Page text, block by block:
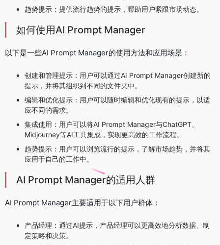
趋势提示：提供流行趋势的提示，帮助用户紧跟市场动态。
如何使用AI Prompt Manager
以下是一些AI Prompt Manager的使用方法和应用场景：
创建和管理提示：用户可以通过AI Prompt Manager创建新的
提示，并将其组织到不同的文件夹中。
编辑和优化提示：用户可以随时编辑和优化现有的提示，以适
应不同的需求。
集成使用：用户可以将AI Prompt Manager与ChatGPT、
Midjourney等AI工具集成，实现更高效的工作流程。
趋势提示：用户可以浏览流行的提示，了解市场趋势，并将其
应用于自己的工作中。
AI Prompt Manager的适用人群
AI Prompt Manager主要适用于以下用户群体：
产品经理：通过AI提示，产品经理可以更高效地分析数据、制
定策略和决策。